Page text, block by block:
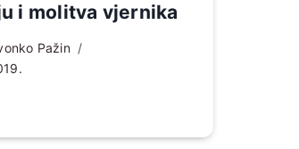
i molitva vjernika
Pažin